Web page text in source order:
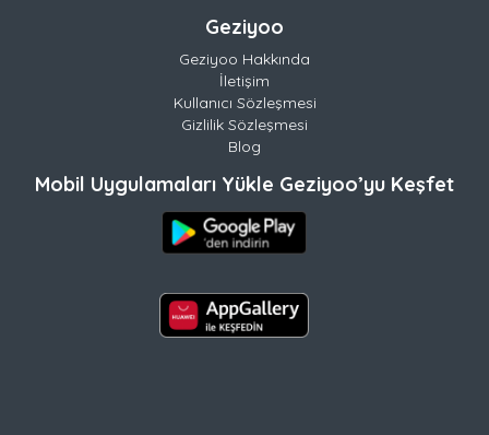
Geziyoo
Geziyoo Hakkında
İletişim
Kullanıcı Sözleşmesi
Gizlilik Sözleşmesi
Blog
Mobil Uygulamaları Yükle Geziyoo’yu Keşfet